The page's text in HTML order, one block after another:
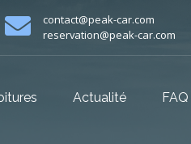
contact@peak-car.com
reservation@peak-car.com
Actualité FAQ